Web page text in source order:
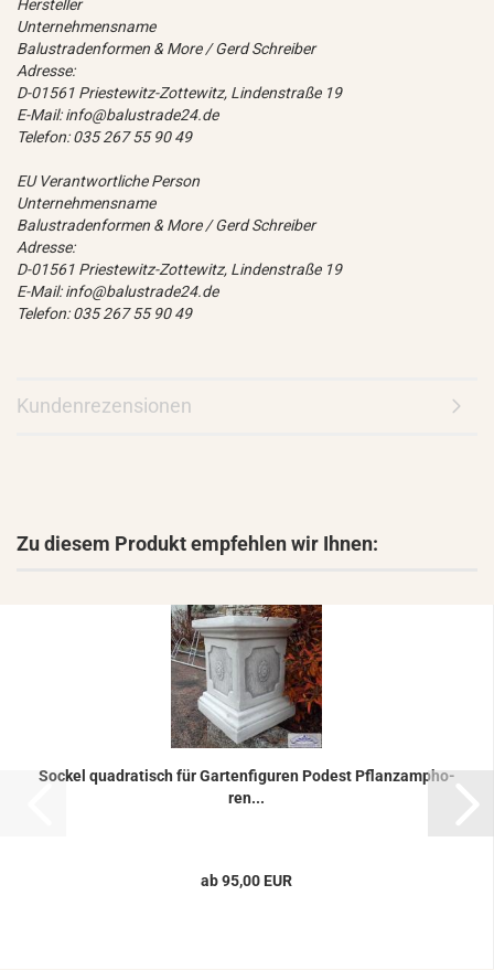
Hersteller
Unternehmensname
Balustradenformen & More / Gerd Schreiber
Adresse:
D-01561 Priestewitz-Zottewitz, Lindenstraße 19
E-Mail: info@balustrade24.de
Telefon: 035 267 55 90 49
EU Verantwortliche Person
Unternehmensname
Balustradenformen & More / Gerd Schreiber
Adresse:
D-01561 Priestewitz-Zottewitz, Lindenstraße 19
E-Mail: info@balustrade24.de
Telefon: 035 267 55 90 49
Kundenrezensionen
Zu diesem Produkt empfehlen wir Ihnen:
So­ckel qua­dra­tisch für Gar­ten­fi­gu­ren Po­dest Pflanz­am­pho­
ren...
ab 95,00 EUR